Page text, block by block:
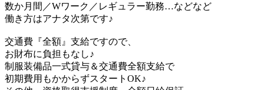
数か月間／Wワーク／レギュラー勤務…などなど
働き方はアナタ次第です♪
交通費『全額』支給ですので、
お財布に負担もなし♪
制服装備品一式貸与＆交通費全額支給で
初期費用もかからずスタートOK♪